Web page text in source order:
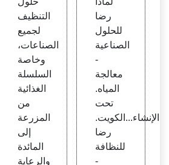
التنظيف
لجميع
الصناعات،
وخاصة
السلسلة
الغذائية
من
المزرعة
إلى
المائدة
والرعاية
رضا
للحلول
الصناعية
-
معالجة
المياه.
تحت
الإنشاء...الكويت.
رضا
للنظافة
-